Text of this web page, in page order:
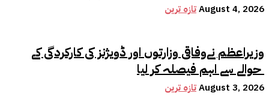
تازہ ترینAugust 4, 2026
وزیراعظم نےوفاقی وزارتوں اور ڈویژنز کی کارکردگی کے
تازہ ترینAugust 3, 2026